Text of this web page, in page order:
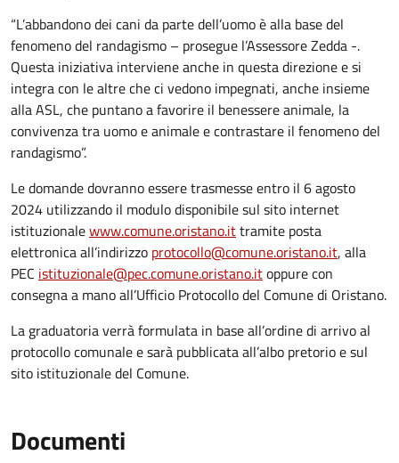
“L’abbandono dei cani da parte dell’uomo è alla base del
fenomeno del randagismo – prosegue l’Assessore Zedda -.
Questa iniziativa interviene anche in questa direzione e si
integra con le altre che ci vedono impegnati, anche insieme
alla ASL, che puntano a favorire il benessere animale, la
convivenza tra uomo e animale e contrastare il fenomeno del
randagismo”.
Le domande dovranno essere trasmesse entro il 6 agosto
2024 utilizzando il modulo disponibile sul sito internet
istituzionalewww.comune.oristano.ittramite posta
elettronica all’indirizzo protocollo@comune.oristano.it, alla
PEC istituzionale@pec.comune.oristano.itoppure con
consegna a mano all’Ufficio Protocollo del Comune di Oristano.
La graduatoria verrà formulata in base all’ordine di arrivo al
protocollo comunale e sarà pubblicata all’albo pretorio e sul
sito istituzionale del Comune.
Documenti